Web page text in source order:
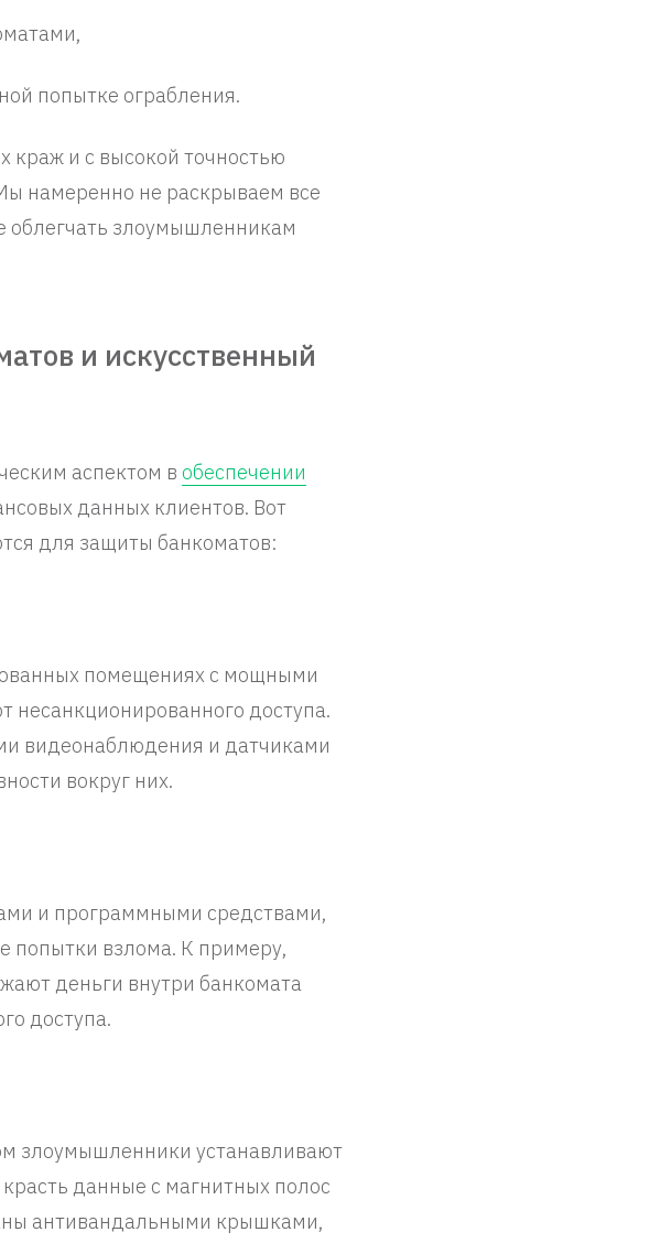
попытке ограбления.
краж и с высокой точностью
намеренно не раскрываем все
облегчать злоумышленникам
и искусственный
аспектом в обеспечении
данных клиентов. Вот
для защиты банкоматов:
помещениях с мощными
доступа.
видеонаблюдения и датчиками
вокруг них.
и программными средствами,
попытки взлома. К примеру,
деньги внутри банкомата
доступа.
злоумышленники устанавливают
данные с магнитных полос
антивандальными крышками,